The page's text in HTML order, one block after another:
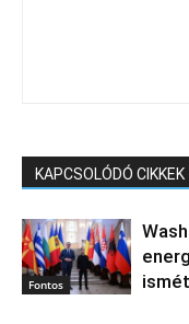
KAPCSOLÓDÓ CIKKEK
Fontos